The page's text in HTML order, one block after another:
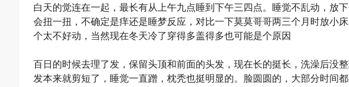
白天的觉连在一起，最长有从上午九点睡到下午三四点。睡觉不乱动，放
会扭一扭，不确定是痒还是睡梦反应，对比一下莫莫哥哥两三个月时放小
个太不好动，当然现在冬天冷了穿得多盖得多也可能是个原因
百日的时候去理了发，保留头顶和前面的头发，现在长的挺长，洗澡后没
发本来就剪短了，睡觉一直蹭，枕秃也挺明显的。脸圆圆的，大部分时间